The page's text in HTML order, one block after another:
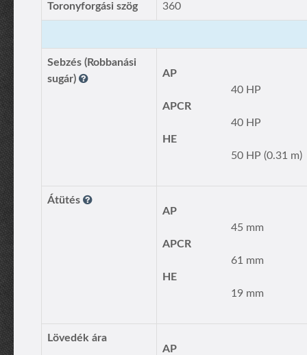
Toronyforgási szög 360
Sebzés (Robbanási
sugár)
AP
40 HP
APCR
40 HP
HE
50 HP (0.31 m)
Átütés
AP
45 mm
APCR
61 mm
HE
19 mm
Lövedék ára
AP